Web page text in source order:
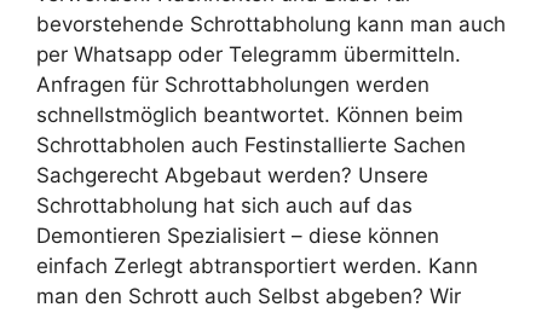
bevorstehende Schrottabholung kann man auch
per Whatsapp oder Telegramm übermitteln.
Anfragen für Schrottabholungen werden
schnellstmöglich beantwortet. Können beim
Schrottabholen auch Festinstallierte Sachen
Sachgerecht Abgebaut werden? Unsere
Schrottabholung hat sich auch auf das
Demontieren Spezialisiert – diese können
einfach Zerlegt abtransportiert werden. Kann
man den Schrott auch Selbst abgeben? Wir